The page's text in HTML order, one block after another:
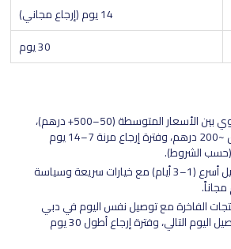
14 يوم (إرجاع مجاني)
30 يوم
توازن قوي بين الأسعار المتوسطة (50–500+ درهم)،
توصيل مجاني فوق ~200 درهم، وفترة إرجاع مرنة 7–14 يوم
الشروط).
يتميز بتوصيل أسرع (1–3 أيام) مع خيارات سريعة وسياسة
الفاخرة مع توصيل نفس اليوم في دبي
(قبل 8 مساءً)، وتوصيل اليوم التالي، وفترة إرجاع أطول 30 يوم